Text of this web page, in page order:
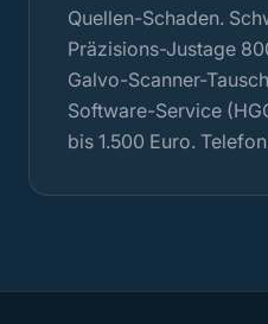
Quellen-Schaden.
Präzisions-Justage
Galvo-Scanner-
Software-Service
bis 1.500 Euro.